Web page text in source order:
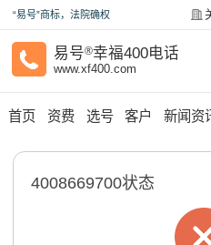
“易号”商标，法院确权
易号®幸福400电话
www.xf400.com
首页 资费 选号 客户 新闻资
4008669700状态